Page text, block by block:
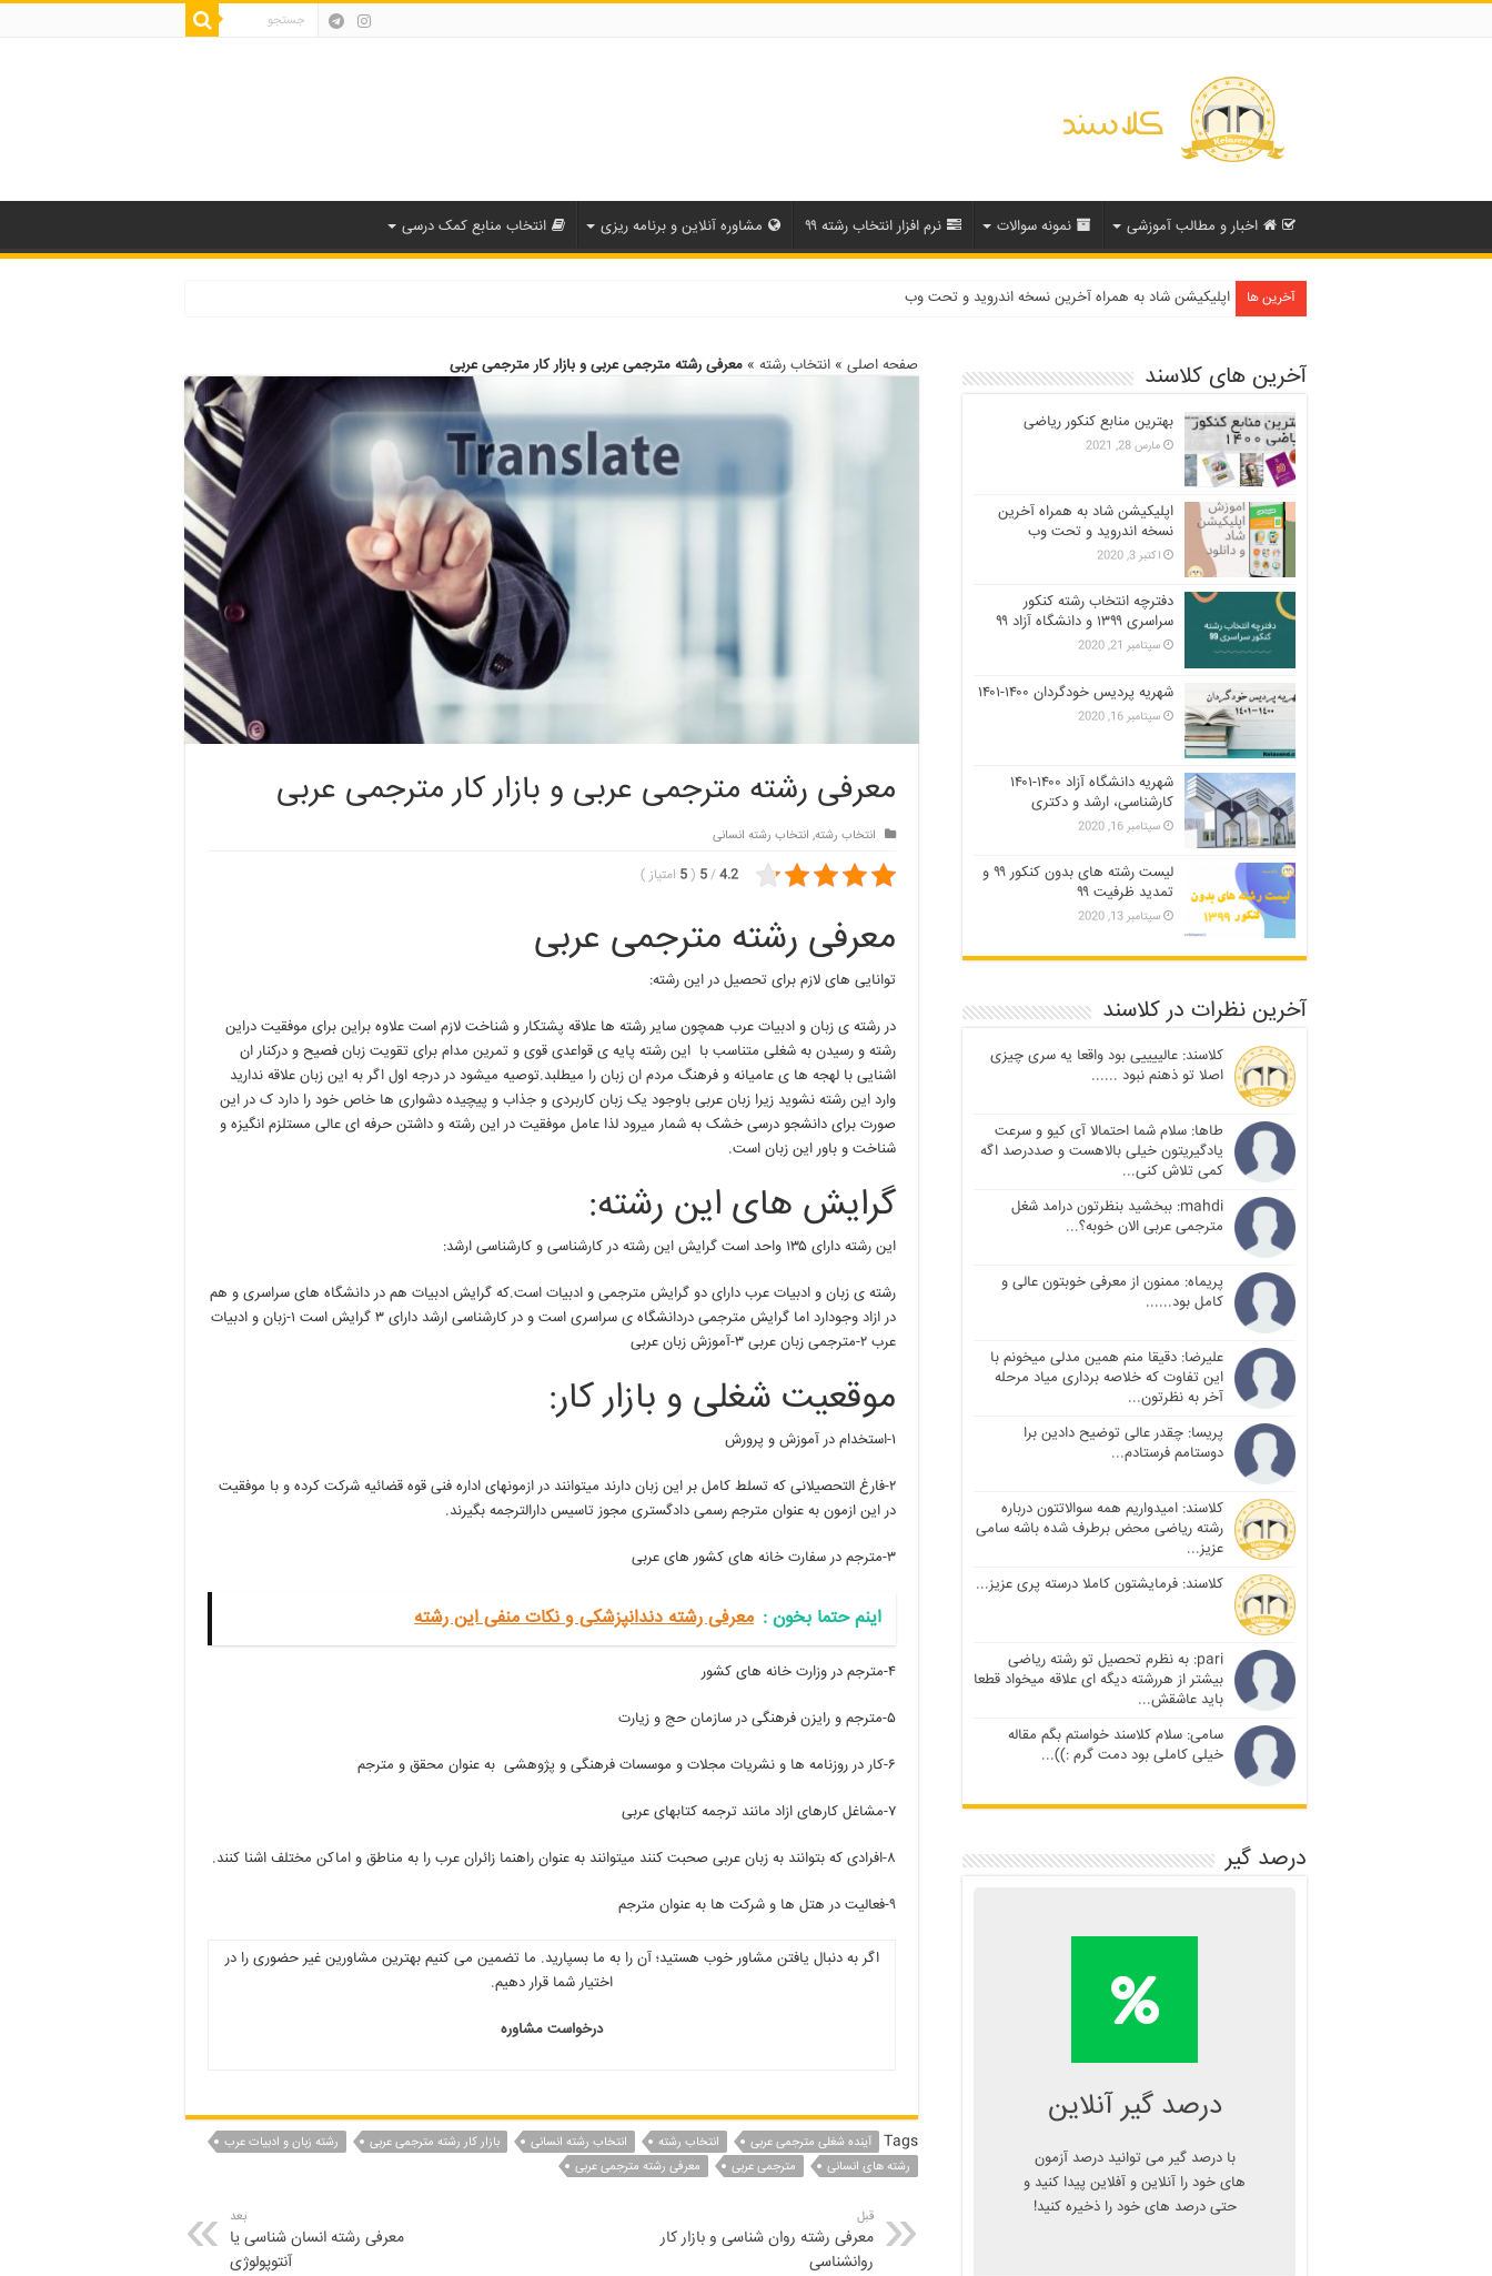
اخبار و مطالب آموزشی نمونه سوالات نرم افزار انتخاب رشته ۹۹ مشاوره آنلاین و برنامه ریزی انتخاب منابع کمک درسی
آخرین ها اپلیکیشن شاد به همراه آخرین نسخه اندروید و تحت وب
دفترچه انتخاب رشته کنکور سراسری ۱۳۹۹ و دانشگاه آزاد ۹۹
صفحه اصلی » انتخاب رشته » معرفی رشته مترجمی عربی و بازار کار مترجمی عربی
معرفی رشته مترجمی عربی و بازار کار مترجمی عربی
انتخاب رشته, انتخاب رشته انسانی
4.2
/
5
(
5 امتیاز )
معرفی رشته مترجمی عربی
توانایی های لازم برای تحصیل در این رشته:
در رشته ی زبان و ادبیات عرب همچون سایر رشته ها علاقه پشتکار و شناخت لازم است علاوه براین برای موفقیت دراین
رشته و رسیدن به شغلی متناسب با این رشته پایه ی قواعدی قوی و تمرین مدام برای تقویت زبان فصیح و درکنار ان
اشنایی با لهجه ها ی عامیانه و فرهنگ مردم ان زبان را میطلبد.توصیه میشود در درجه اول اگر به این زبان علاقه ندارید
وارد این رشته نشوید زیرا زبان عربی باوجود یک زبان کاربردی و جذاب و پیچیده دشواری ها خاص خود را دارد ک در این
صورت برای دانشجو درسی خشک به شمار میرود لذا عامل موفقیت در این رشته و داشتن حرفه ای عالی مستلزم انگیزه و
شناخت و باور این زبان است.
گرایش های این رشته:
این رشته دارای ۱۳۵ واحد است گرایش این رشته در کارشناسی و کارشناسی ارشد:
رشته ی زبان و ادبیات عرب دارای دو گرایش مترجمی و ادبیات است.که گرایش ادبیات هم در دانشگاه های سراسری و هم
در ازاد وجودارد اما گرایش مترجمی دردانشگاه ی سراسری است و در کارشناسی ارشد دارای ۳ گرایش است ۱-زبان و ادبیات
عرب ۲-مترجمی زبان عربی ۳-آموزش زبان عربی
موقعیت شغلی و بازار کار:
۱-استخدام در آموزش و پرورش
۲-فارغ التحصیلانی که تسلط کامل بر این زبان دارند میتوانند در ازمونهای اداره فنی قوه قضائیه شرکت کرده و با موفقیت
در این ازمون به عنوان مترجم رسمی دادگستری مجوز تاسیس دارالترجمه بگیرند.
۳-مترجم در سفارت خانه های کشور های عربی
اینم حتما بخون‌ : معرفی رشته دندانپزشکی و نکات منفی این رشته
۴-مترجم در وزارت خانه های کشور
۵-مترجم و رایزن فرهنگی در سازمان حج و زیارت
۶-کار در روزنامه ها و نشریات مجلات و موسسات فرهنگی و پژوهشی به عنوان محقق و مترجم
۷-مشاغل کارهای ازاد مانند ترجمه کتابهای عربی
۸-افرادی که بتوانند به زبان عربی صحبت کنند میتوانند به عنوان راهنما زائران عرب را به مناطق و اماکن مختلف اشنا کنند.
٩-فعالیت در هتل ها و شرکت ها به عنوان مترجم
اگر به دنبال یافتن مشاور خوب هستید؛ آن را به ما بسپارید. ما تضمین می کنیم بهترین مشاورین غیر حضوری را در
اختیار شما قرار دهیم.
درخواست مشاوره
Tags آینده شغلی مترجمی عربی انتخاب رشته انتخاب رشته انسانی بازار کار رشته مترجمی عربی
رشته زبان و ادبیات عرب
رشته های انسانی
مترجمی عربی معرفی رشته مترجمی عربی
قبل
معرفی رشته روان شناسی و بازار کار
روانشناسی
بعد
معرفی رشته انسان شناسی یا
آنتوپولوژی
آخرین های کلاسند
بهترین منابع کنکور ریاضی
مارس 28, 2021
اپلیکیشن شاد به همراه آخرین
نسخه اندروید و تحت وب
اکتبر 3, 2020
دفترچه انتخاب رشته کنکور
سراسری ۱۳۹۹ و دانشگاه آزاد ۹۹
سپتامبر 21, 2020
شهریه پردیس خودگردان ۱۴۰۰-۱۴۰۱
سپتامبر 16, 2020
شهریه دانشگاه آزاد ۱۴۰۰-۱۴۰۱
کارشناسی، ارشد و دکتری
سپتامبر 16, 2020
لیست رشته های بدون کنکور ۹۹ و
تمدید ظرفیت ۹۹
سپتامبر 13, 2020
آخرین نظرات در کلاسند
کلاسند: عالییییی بود واقعا یه سری چیزی
اصلا تو ذهنم نبود ......
طاها: سلام شما احتمالا آی کیو و سرعت
یادگیریتون خیلی بالاهست و صددرصد اگه
کمی تلاش کنی...
mahdi: ببخشید بنظرتون درامد شغل
مترجمی عربی الان خوبه؟...
پریماه: ممنون از معرفی خوبتون عالی و
کامل بود......
علیرضا: دقیقا منم همین مدلی میخونم با
این تفاوت که خلاصه برداری میاد مرحله
آخر به نظرتون...
پریسا: چقدر عالی توضیح دادین برا
دوستامم فرستادم...
کلاسند: امیدواریم همه سوالاتتون درباره
رشته ریاضی محض برطرف شده باشه سامی
عزیز...
کلاسند: فرمایشتون کاملا درسته پری عزیز...
pari: به نظرم تحصیل تو رشته ریاضی
بیشتر از هررشته دیگه ای علاقه میخواد قطعا
باید عاشقش...
سامی: سلام کلاسند خواستم بگم مقاله
خیلی کاملی بود دمت گرم :))...
درصد گیر
درصد گیر آنلاین
با درصد گیر می توانید درصد آزمون
های خود را آنلاین و آفلاین پیدا کنید و
حتی درصد های خود را ذخیره کنید!
محاسبه آنلاین
درصد یا دانلود